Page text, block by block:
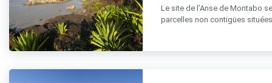
Le site de l’Anse de Montabo
parcelles non contigües